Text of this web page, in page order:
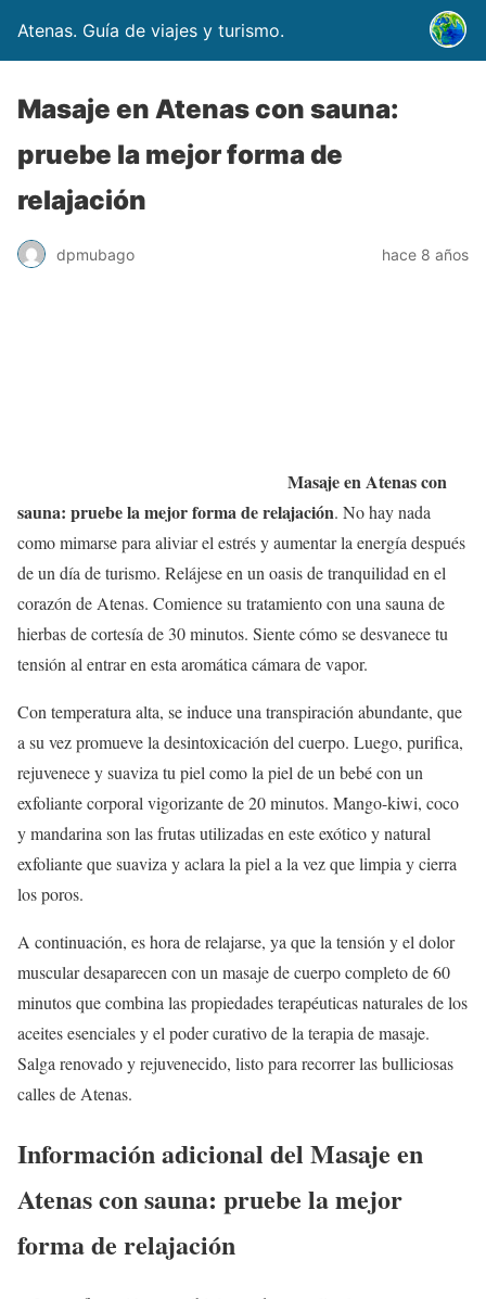
Atenas. Guía de viajes y turismo.
Masaje en Atenas con sauna:
pruebe la mejor forma de
relajación
dpmubago hace 8 años
Masaje en Atenas con
sauna: pruebe la mejor forma de relajación. No hay nada
como mimarse para aliviar el estrés y aumentar la energía después
de un día de turismo. Relájese en un oasis de tranquilidad en el
corazón de Atenas. Comience su tratamiento con una sauna de
hierbas de cortesía de 30 minutos. Siente cómo se desvanece tu
tensión al entrar en esta aromática cámara de vapor.
Con temperatura alta, se induce una transpiración abundante, que
a su vez promueve la desintoxicación del cuerpo. Luego, purifica,
rejuvenece y suaviza tu piel como la piel de un bebé con un
exfoliante corporal vigorizante de 20 minutos. Mango-kiwi, coco
y mandarina son las frutas utilizadas en este exótico y natural
exfoliante que suaviza y aclara la piel a la vez que limpia y cierra
los poros.
A continuación, es hora de relajarse, ya que la tensión y el dolor
muscular desaparecen con un masaje de cuerpo completo de 60
minutos que combina las propiedades terapéuticas naturales de los
aceites esenciales y el poder curativo de la terapia de masaje.
Salga renovado y rejuvenecido, listo para recorrer las bulliciosas
calles de Atenas.
Información adicional del Masaje en
Atenas con sauna: pruebe la mejor
forma de relajación